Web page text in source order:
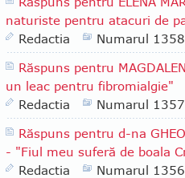
naturiste pentru atacuri de
Redactia
Numarul 1358
Răspuns pentru
un leac pentru fibromialgie"
Redactia
Numarul 1357
Răspuns pentru d-na
- "Fiul meu suferă de boala
Redactia
Numarul 1356